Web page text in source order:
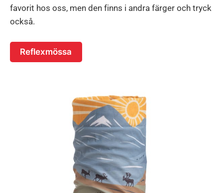
favorit hos oss, men den finns i andra färger och tryck
också.
Reflexmössa